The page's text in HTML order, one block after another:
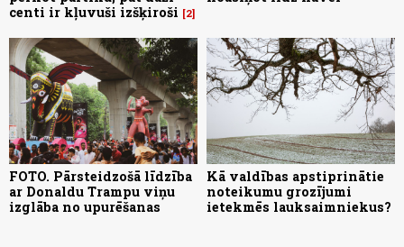
centi ir kļuvuši izšķiroši
2
FOTO. Pārsteidzošā līdzība
ar Donaldu Trampu viņu
izglāba no upurēšanas
Kā valdības apstiprinātie
noteikumu grozījumi
ietekmēs lauksaimniekus?